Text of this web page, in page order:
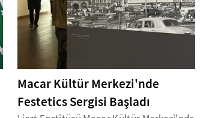
Macar Kültür Merkezi'nde
Festetics Sergisi Başladı